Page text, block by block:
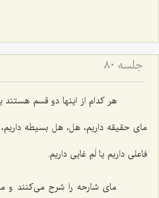
جلسه ۸۰
هر كدام از اینها دو قسم هستند
ماى حقیقه داریم، هل، هل بسیطه
فاعلى داریم یا لَمِ غایى داریم.
ماى شارحه را شرح مى‌كنند و